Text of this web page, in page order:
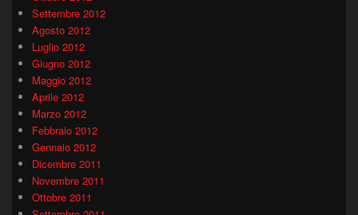
Settembre 2012
Agosto 2012
Luglio 2012
Giugno 2012
Maggio 2012
Aprile 2012
Marzo 2012
Febbraio 2012
Gennaio 2012
Dicembre 2011
Novembre 2011
Ottobre 2011